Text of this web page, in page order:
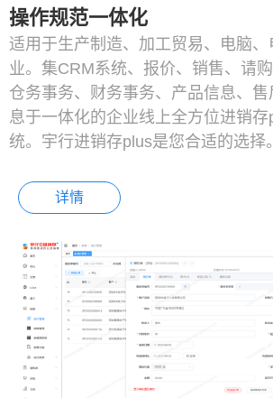
操作规范一体化
适用于生产制造、加工贸易、电脑、
业。集CRM系统、报价、销售、请购
仓务事务、财务事务、产品信息、
息于一体化的企业线上全方位进销
统。宇行进销存plus是您合适的选择。
详情